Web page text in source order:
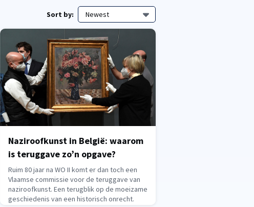
Sort by: Newest
Naziroofkunst in België: waarom
is teruggave zo’n opgave?
Ruim 80 jaar na WO II komt er dan toch een
Vlaamse commissie voor de teruggave van
naziroofkunst. Een terugblik op de moeizame
geschiedenis van een historisch onrecht.